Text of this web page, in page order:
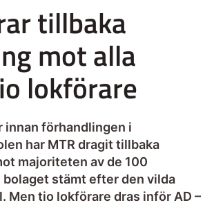
tillbaka
mot alla
lokförare
innan förhandlingen i
har MTR dragit tillbaka
majoriteten av de 100
bolaget stämt efter den vilda
Men tio lokförare dras inför AD –